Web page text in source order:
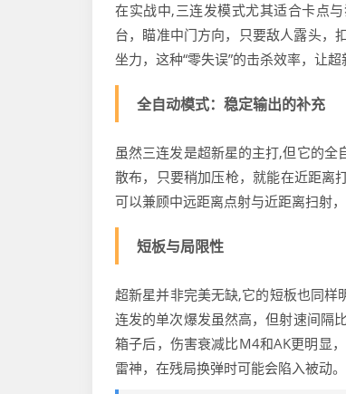
在实战中,三连发模式尤其适合卡点
台，瞄准中门方向，只要敌人露头，
坐力，这种“零失误”的击杀效率，让超
全自动模式：稳定输出的补充
虽然三连发是超新星的主打,但它的全
散布，只要稍加压枪，就能在近距离
可以兼顾中远距离点射与近距离扫射
短板与局限性
超新星并非完美无缺,它的短板也同
连发的单次爆发虽然高，但射速间隔
箱子后，伤害衰减比M4和AK更明显
雷神，在残局换弹时可能会陷入被动。